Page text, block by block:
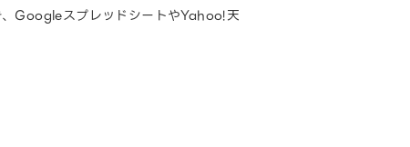
、GoogleスプレッドシートやYahoo!天